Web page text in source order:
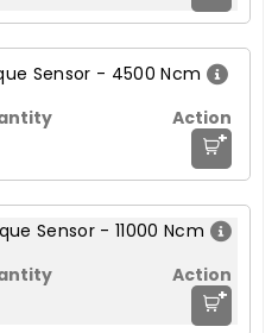
Sensor - 4500 Ncm
+
Sensor - 11000 Ncm
+